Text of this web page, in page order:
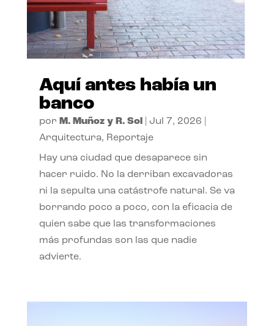
Aquí antes había un
banco
por M. Muñoz y R. Sol Jul 7, 2026
Arquitectura, Reportaje
Hay una ciudad que desaparece sin
hacer ruido. No la derriban excavadoras
ni la sepulta una catástrofe natural. Se va
borrando poco a poco, con la eficacia de
quien sabe que las transformaciones
más profundas son las que nadie
advierte.